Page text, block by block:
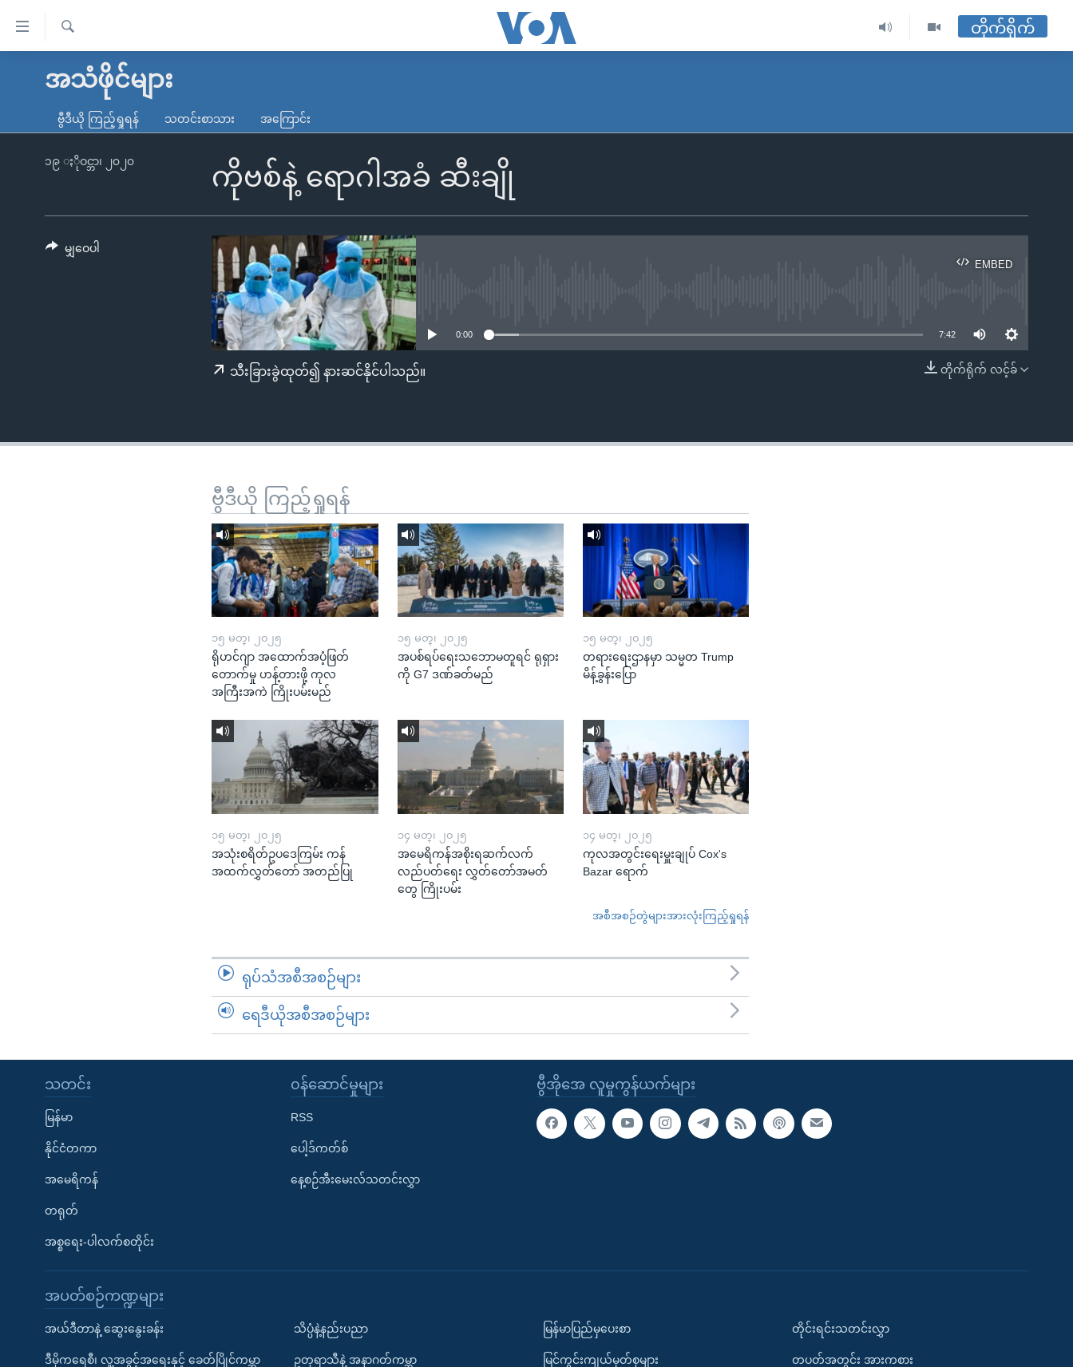
လွယ်ကူ
သည့်
ကျော်
မူလစာမျက်နှာ
ကမ္ဘာ့သတင်းများ
နိုင်ငံတကာ
တရုတ်
အစ္စရေး-ပါလက်စတိုင်း
ရပ်ဝန်းတခု လမ်းတခု အလွန်
အင်္ဂလိပ်စာလေ့လာမယ်
ရ
တိုက်ရိုက်
အသံဖိုင်များ
ဗွီဒီယို ကြည့်ရှုရန် သတင်းစာသား အကြောင်း
ကိုဗစ်နဲ့ ရောဂါအခံ ဆီးချို
၁၉ ႏိုဝင္ဘာ၊ ၂၀၂၀
EMBED
EMBED
0:00 7:42
တိုက်ရိုက် လင့်ခ်
သီးခြားခွဲထုတ်၍ နားဆင်နိုင်ပါသည်။
မျှဝေပါ
ဗွီဒီယို ကြည့်ရှုရန်
၁၅ မတ္၊ ၂၀၂၅
ရိုဟင်ဂျာ အထောက်အပံ့ဖြတ်
တောက်မှု ဟန့်တားဖို့ ကုလ
အကြီးအကဲ ကြိုးပမ်းမည်
၁၅ မတ္၊ ၂၀၂၅
အပစ်ရပ်ရေးသဘောမတူရင် ရုရှား
ကို G7 ဒဏ်ခတ်မည်
၁၅ မတ္၊ ၂၀၂၅
တရားရေးဌာနမှာ သမ္မတ Trump
မိန့်ခွန်းပြော
၁၅ မတ္၊ ၂၀၂၅
အသုံးစရိတ်ဥပဒေကြမ်း ကန်
အထက်လွှတ်တော် အတည်ပြု
၁၄ မတ္၊ ၂၀၂၅
အမေရိကန်အစိုးရဆက်လက်
လည်ပတ်ရေး လွှတ်တော်အမတ်
တွေ ကြိုးပမ်း
၁၄ မတ္၊ ၂၀၂၅
ကုလအတွင်းရေးမှူးချုပ် Cox's
Bazar ရောက်
အစီအစဉ်တွဲများအားလုံးကြည့်ရှုရန်
ရုပ်သံအစီအစဉ်များ
ရေဒီယိုအစီအစဉ်များ
ဗွီအိုအေ လူမှုကွန်ယက်များ
သတင်း
မြန်မာ
နိုင်ငံတကာ
အမေရိကန်
တရုတ်
အစ္စရေး-ပါလက်စတိုင်း
၀န်ဆောင်မှုများ
RSS
ပေါ့ဒ်ကတ်စ်
နေ့စဉ်အီးမေးလ်သတင်းလွှာ
အပတ်စဉ်ကဏ္ဍများ
အယ်ဒီတာနဲ့ ဆွေးနွေးခန်း
ဒီမိုကရေစီ၊ လူ့အခွင့်အရေးနှင့် ခေတ်ပြိုင်ကမ္ဘာ
သိပ္ပံနဲ့နည်းပညာ
ဥတုရာသီနဲ့ အနာဂတ်ကမ္ဘာ
မြန်မာပြည်မှပေးစာ
မြင်ကွင်းကျယ်မှတ်စုများ
တိုင်းရင်းသတင်းလွှာ
တပတ်အတွင်း အားကစား